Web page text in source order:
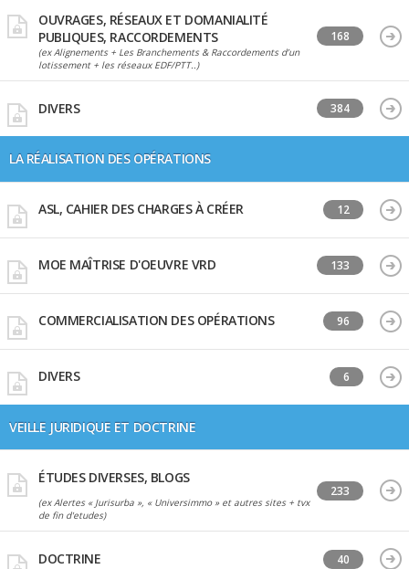
OUVRAGES, RÉSEAUX ET DOMANIALITÉ
PUBLIQUES, RACCORDEMENTS
(ex Alignements + Les Branchements & Raccordements d’un
lotissement + les réseaux EDF/PTT..)
168
DIVERS 384
LA RÉALISATION DES OPÉRATIONS
ASL, CAHIER DES CHARGES À CRÉER 12
MOE MAÎTRISE D'OEUVRE VRD 133
COMMERCIALISATION DES OPÉRATIONS 96
DIVERS 6
VEILLE JURIDIQUE ET DOCTRINE
ÉTUDES DIVERSES, BLOGS
(ex Alertes « Jurisurba », « Universimmo » et autres sites + tvx
de fin d'etudes)
233
DOCTRINE 40